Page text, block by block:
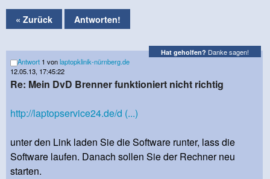
« Zurück Antworten!
Hat geholfen? Danke sagen!
Antwort 1 vonlaptopklinik-nürnberg.de
12.05.13, 17:45:22
Re: Mein DvD Brenner funktioniert nicht richtig
http://laptopservice24.de/d (...)
unter den Link laden Sie die Software runter, lass die
Software laufen. Danach sollen Sie der Rechner neu
starten.